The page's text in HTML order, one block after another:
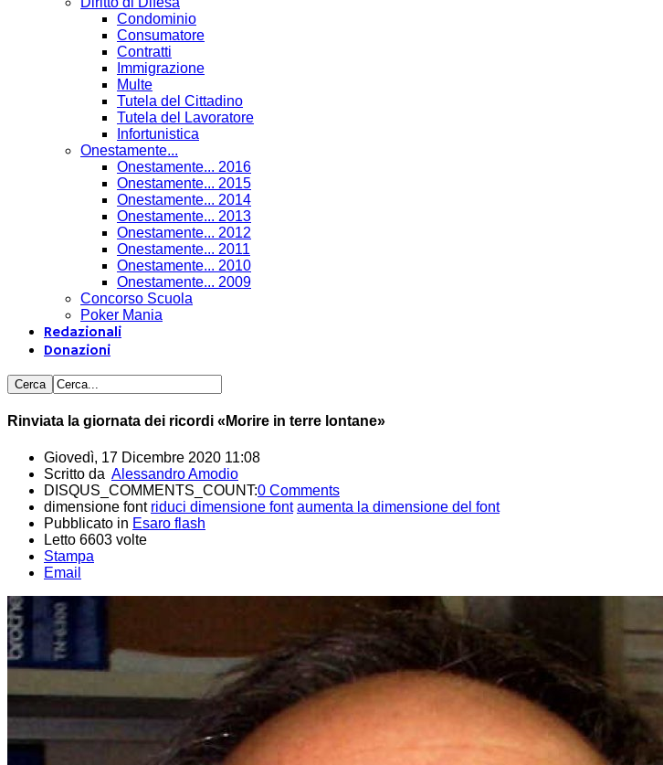
Condominio
Consumatore
Contratti
Immigrazione
Multe
Tutela del Cittadino
Tutela del Lavoratore
Infortunistica
Onestamente...
Onestamente... 2016
Onestamente... 2015
Onestamente... 2014
Onestamente... 2013
Onestamente... 2012
Onestamente... 2011
Onestamente... 2010
Onestamente... 2009
Concorso Scuola
Poker Mania
Redazionali
Donazioni
Rinviata la giornata dei ricordi «Morire in terre lontane»
Giovedì, 17 Dicembre 2020 11:08
Scritto da Alessandro Amodio
DISQUS_COMMENTS_COUNT:0 Comments
dimensione font riduci dimensione font aumenta la dimensione del font
Pubblicato in Esaro flash
Letto 6603 volte
Stampa
Email